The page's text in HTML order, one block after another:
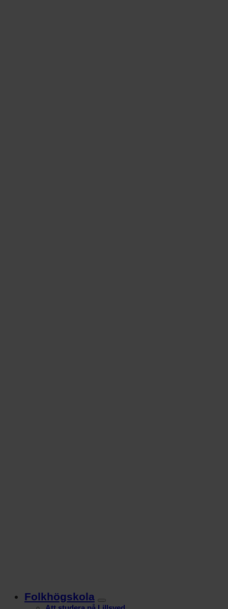
Folkhögskola